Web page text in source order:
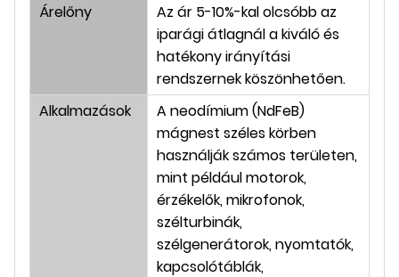
Árelőny
Az ár 5-10%-kal olcsóbb az
iparági átlagnál a kiváló és
hatékony irányítási
rendszernek köszönhetően.
Alkalmazások
A neodímium (NdFeB)
mágnest széles körben
használják számos területen,
mint például motorok,
érzékelők, mikrofonok,
szélturbinák,
szélgenerátorok, nyomtatók,
kapcsolótáblák,